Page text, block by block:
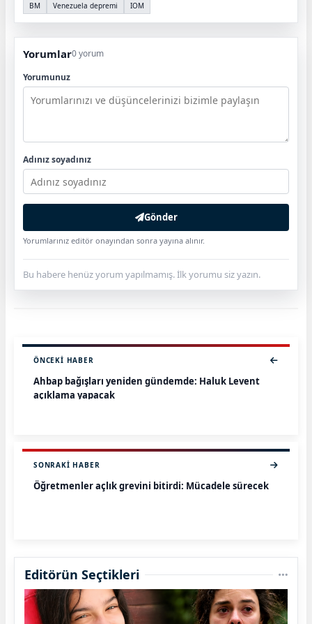
BM Venezuela depremi IOM
Yorumlar0 yorum
Yorumunuz
Adınız soyadınız
Gönder
Yorumlarınız editör onayından sonra yayına alınır.
Bu habere henüz yorum yapılmamış. İlk yorumu siz yazın.
ÖNCEKI HABER
Ahbap bağışları yeniden gündemde: Haluk Levent
açıklama yapacak
SONRAKI HABER
Öğretmenler açlık grevini bitirdi: Mücadele sürecek
Editörün Seçtikleri